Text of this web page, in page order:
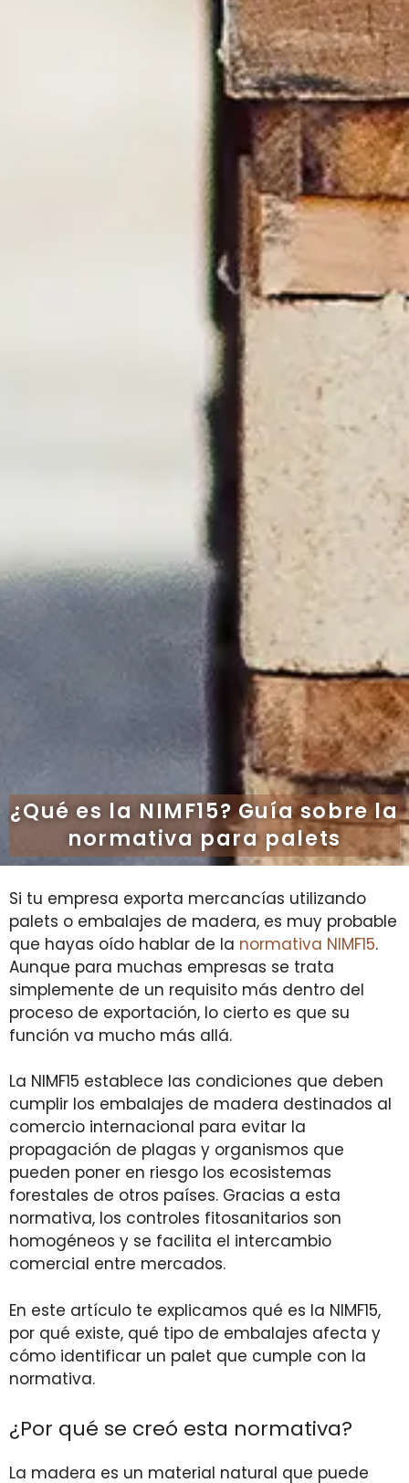
¿Qué es la NIMF15? Guía sobre la
normativa para palets
Si tu empresa exporta mercancías utilizando
palets o embalajes de madera, es muy probable
que hayas oído hablar de la normativa NIMF15.
Aunque para muchas empresas se trata
simplemente de un requisito más dentro del
proceso de exportación, lo cierto es que su
función va mucho más allá.
La NIMF15 establece las condiciones que deben
cumplir los embalajes de madera destinados al
comercio internacional para evitar la
propagación de plagas y organismos que
pueden poner en riesgo los ecosistemas
forestales de otros países. Gracias a esta
normativa, los controles fitosanitarios son
homogéneos y se facilita el intercambio
comercial entre mercados.
En este artículo te explicamos qué es la NIMF15,
por qué existe, qué tipo de embalajes afecta y
cómo identificar un palet que cumple con la
normativa.
¿Por qué se creó esta normativa?
La madera es un material natural que puede